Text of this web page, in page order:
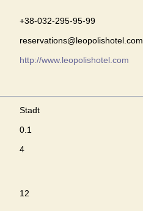
+38-032-295-95-99
reservations@leopolishotel.com
http://www.leopolishotel.com
Stadt
0.1
4
12